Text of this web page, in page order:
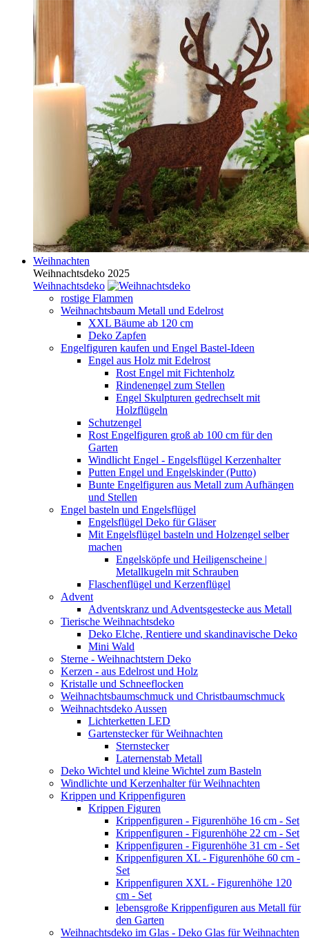
Weihnachten
Weihnachtsdeko 2025
Weihnachtsdeko
rostige Flammen
Weihnachtsbaum Metall und Edelrost
XXL Bäume ab 120 cm
Deko Zapfen
Engelfiguren kaufen und Engel Bastel-Ideen
Engel aus Holz mit Edelrost
Rost Engel mit Fichtenholz
Rindenengel zum Stellen
Engel Skulpturen gedrechselt mit
Holzflügeln
Schutzengel
Rost Engelfiguren groß ab 100 cm für den
Garten
Windlicht Engel - Engelsflügel Kerzenhalter
Putten Engel und Engelskinder (Putto)
Bunte Engelfiguren aus Metall zum Aufhängen
und Stellen
Engel basteln und Engelsflügel
Engelsflügel Deko für Gläser
Mit Engelsflügel basteln und Holzengel selber
machen
Engelsköpfe und Heiligenscheine |
Metallkugeln mit Schrauben
Flaschenflügel und Kerzenflügel
Advent
Adventskranz und Adventsgestecke aus Metall
Tierische Weihnachtsdeko
Deko Elche, Rentiere und skandinavische Deko
Mini Wald
Sterne - Weihnachtstern Deko
Kerzen - aus Edelrost und Holz
Kristalle und Schneeflocken
Weihnachtsbaumschmuck und Christbaumschmuck
Weihnachtsdeko Aussen
Lichterketten LED
Gartenstecker für Weihnachten
Sternstecker
Laternenstab Metall
Deko Wichtel und kleine Wichtel zum Basteln
Windlichte und Kerzenhalter für Weihnachten
Krippen und Krippenfiguren
Krippen Figuren
Krippenfiguren - Figurenhöhe 16 cm - Set
Krippenfiguren - Figurenhöhe 22 cm - Set
Krippenfiguren - Figurenhöhe 31 cm - Set
Krippenfiguren XL - Figurenhöhe 60 cm -
Set
Krippenfiguren XXL - Figurenhöhe 120
cm - Set
lebensgroße Krippenfiguren aus Metall für
den Garten
Weihnachtsdeko im Glas - Deko Glas für Weihnachten